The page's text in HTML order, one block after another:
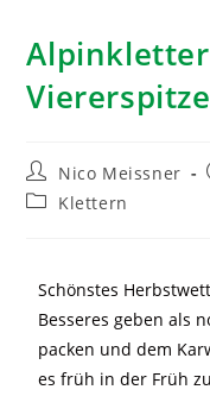
Nico Meissner
Klettern
Schönstes
Besseres geben als
packen und dem
es früh in der Früh